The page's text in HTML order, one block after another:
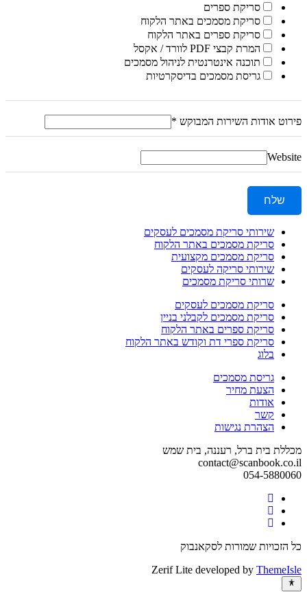
סריקת ספרים
סריקת מסמכים באתר הלקוח
סריקת ספרים באתר הלקוח
המרת קבצי PDF לוורד / אקסל
תוכנה אינטרנטית לניהול מסמכים
גריסת מסמכים בדיסקרטיות
פירוט אודות השירות המבוקש *
Website
שלח
שירותי סריקת מסמכים לעסקים
סריקת מסמכים באתר הלקוח
סריקת מסמכים מקצועית
שירותי סריקה לעסקים
שרותי סריקת מסמכים
סריקת מסמכים לעסקים
סריקת מסמכים לקבלני בניין
סריקת ספרים באתר הלקוח
סריקת ספרי דת וקודש באתר הלקוח
בלוג
גריסת מסמכים
הצעת מחיר
אודות
קשר
הצהרת נגישות
מכללת בית ברל, רעננה, בית שמש
contact@scanbook.co.il
054-5880060
Facebook
link
Twitter
link
Linkedin
כל הזכויות שמורות לסקאנבוק
Zerif Lite developed by ThemeIsle